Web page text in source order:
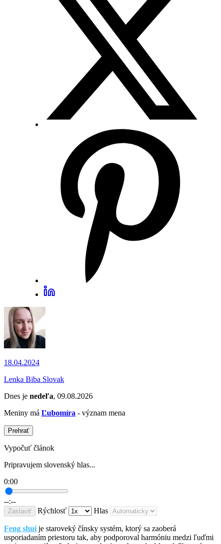
18.04.2024
Lenka Biba Slovak
Dnes je nedeľa, 09.08.2026
Meniny má Ľubomíra - význam mena
Prehrať
Vypočuť článok
Pripravujem slovenský hlas...
0:00
--:--
Zastaviť Rýchlosť Hlas
Feng shuije staroveký čínsky systém, ktorý sa zaoberá
usporiadaním priestoru tak, aby podporoval harmóniu medzi ľuďmi